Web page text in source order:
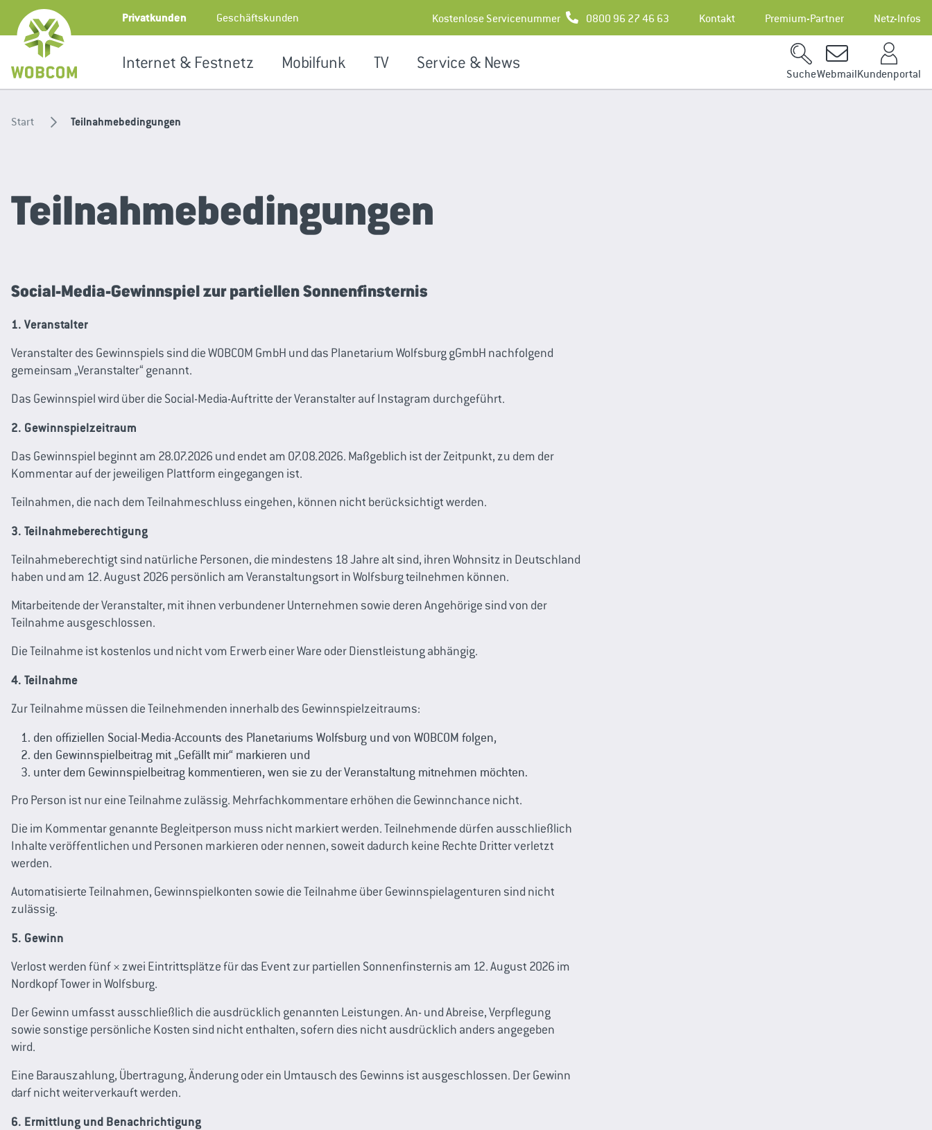
Zum Inhalt springen
Privatkunden Geschäftskunden 0800 96 27 46 63
Kostenlose Servicenummer Kontakt Premium-Partner Netz-Infos
Internet & Festnetz Mobilfunk TV Service & News
SucheWebmailKundenportal
Start Teilnahmebedingungen
Teilnahmebedingungen
Social-Media-Gewinnspiel zur partiellen Sonnenfinsternis
1. Veranstalter
Veranstalter des Gewinnspiels sind die WOBCOM GmbH und das Planetarium Wolfsburg gGmbH nachfolgend
gemeinsam „Veranstalter“ genannt.
Das Gewinnspiel wird über die Social-Media-Auftritte der Veranstalter auf Instagram durchgeführt.
2. Gewinnspielzeitraum
Das Gewinnspiel beginnt am 28.07.2026 und endet am 07.08.2026. Maßgeblich ist der Zeitpunkt, zu dem der
Kommentar auf der jeweiligen Plattform eingegangen ist.
Teilnahmen, die nach dem Teilnahmeschluss eingehen, können nicht berücksichtigt werden.
3. Teilnahmeberechtigung
Teilnahmeberechtigt sind natürliche Personen, die mindestens 18 Jahre alt sind, ihren Wohnsitz in Deutschland
haben und am 12. August 2026 persönlich am Veranstaltungsort in Wolfsburg teilnehmen können.
Mitarbeitende der Veranstalter, mit ihnen verbundener Unternehmen sowie deren Angehörige sind von der
Teilnahme ausgeschlossen.
Die Teilnahme ist kostenlos und nicht vom Erwerb einer Ware oder Dienstleistung abhängig.
4. Teilnahme
Zur Teilnahme müssen die Teilnehmenden innerhalb des Gewinnspielzeitraums:
den offiziellen Social-Media-Accounts des Planetariums Wolfsburg und von WOBCOM folgen,
den Gewinnspielbeitrag mit „Gefällt mir“ markieren und
unter dem Gewinnspielbeitrag kommentieren, wen sie zu der Veranstaltung mitnehmen möchten.
Pro Person ist nur eine Teilnahme zulässig. Mehrfachkommentare erhöhen die Gewinnchance nicht.
Die im Kommentar genannte Begleitperson muss nicht markiert werden. Teilnehmende dürfen ausschließlich
Inhalte veröffentlichen und Personen markieren oder nennen, soweit dadurch keine Rechte Dritter verletzt
werden.
Automatisierte Teilnahmen, Gewinnspielkonten sowie die Teilnahme über Gewinnspielagenturen sind nicht
zulässig.
5. Gewinn
Verlost werden fünf × zwei Eintrittsplätze für das Event zur partiellen Sonnenfinsternis am 12. August 2026 im
Nordkopf Tower in Wolfsburg.
Der Gewinn umfasst ausschließlich die ausdrücklich genannten Leistungen. An- und Abreise, Verpflegung
sowie sonstige persönliche Kosten sind nicht enthalten, sofern dies nicht ausdrücklich anders angegeben
wird.
Eine Barauszahlung, Übertragung, Änderung oder ein Umtausch des Gewinns ist ausgeschlossen. Der Gewinn
darf nicht weiterverkauft werden.
6. Ermittlung und Benachrichtigung